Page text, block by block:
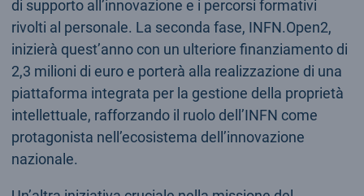
di supporto all’innovazione e i percorsi formativi
rivolti al personale. La seconda fase, INFN.Open2,
inizierà quest’anno con un ulteriore finanziamento di
2,3 milioni di euro e porterà alla realizzazione di una
piattaforma integrata per la gestione della proprietà
intellettuale, rafforzando il ruolo dell’INFN come
protagonista nell’ecosistema dell’innovazione
nazionale.